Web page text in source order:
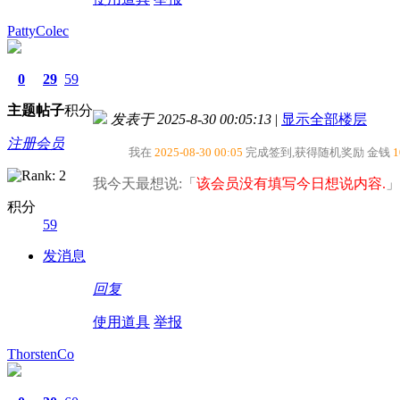
PattyColec
0
主题
29
帖子
59
积分
注册会员
积分
59
发消息
发表于 2025-8-30 00:05:13 | 显示全部楼层
我在 2025-08-30 00:05 完成签到,获得随机奖励 金钱
我今天最想说:「 该会员没有填写今日想说内容.
回复
使用道具 举报
ThorstenCo